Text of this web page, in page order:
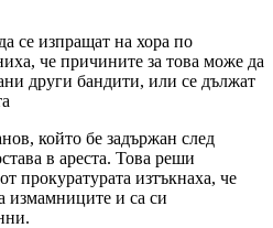
се изпращат на хора по
че причините за това може да
други бандити, или се дължат
който бе задържан след
в ареста. Това реши
прокуратурата изтъкнаха, че
измамниците и са си